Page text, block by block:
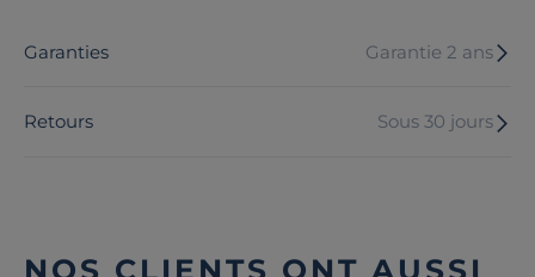
Garanties Garantie 2 ans
Retours Sous 30 jours
NOS CLIENTS ONT AUSSI